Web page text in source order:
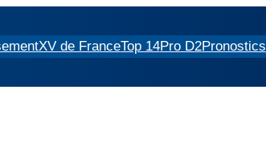
XV de FranceTop 14Pro D2Pronostics